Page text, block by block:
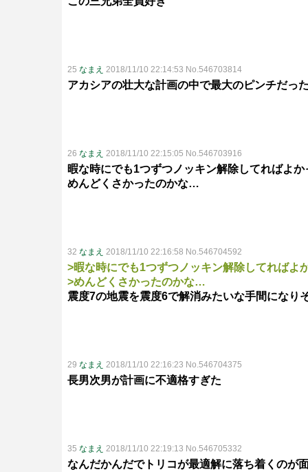
25 なまえ 2018/11/10 22:14:53 No.546703814
アカシアの壮大な計画の中で最大のピンチだっ
26 なまえ 2018/11/10 22:15:05 No.546703916
暇な時にでも1つずつノッキン解除してればよ
めんどくさかったのかな…
32 なまえ 2018/11/10 22:16:58 No.546704592
>暇な時にでも1つずつノッキン解除してればよ
>めんどくさかったのかな…
震度7の地震を震度6で解消みたいな手間になり
29 なまえ 2018/11/10 22:16:23 No.546704375
長男次男が計画に不適格すぎた
35 なまえ 2018/11/10 22:19:13 No.546705332
なんだかんだでトリコが最適解に落ち着くのが